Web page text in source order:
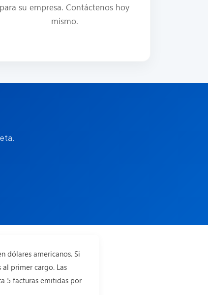
para su empresa. Contáctenos hoy
mismo.
dólares americanos. Si
primer cargo. Las
5 facturas emitidas por